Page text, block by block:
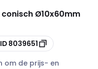
Ø10x60mm
8039651
om de prijs- en